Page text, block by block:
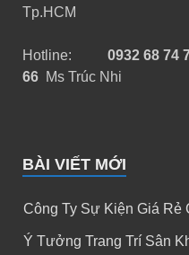
Tp.HCM
Hotline: 0932 68 74
66 Ms Trúc Nhi
BÀI VIẾT MỚI
Công Ty Sự Kiện Giá Rẻ
Ý Tưởng Trang Trí Sân